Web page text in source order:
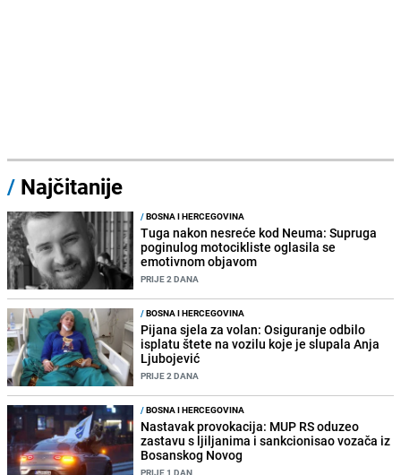
/ Najčitanije
/BOSNA I HERCEGOVINA
Tuga nakon nesreće kod Neuma: Supruga
poginulog motocikliste oglasila se
emotivnom objavom
PRIJE 2 DANA
/BOSNA I HERCEGOVINA
Pijana sjela za volan: Osiguranje odbilo
isplatu štete na vozilu koje je slupala Anja
Ljubojević
PRIJE 2 DANA
/BOSNA I HERCEGOVINA
Nastavak provokacija: MUP RS oduzeo
zastavu s ljiljanima i sankcionisao vozača iz
Bosanskog Novog
PRIJE 1 DAN